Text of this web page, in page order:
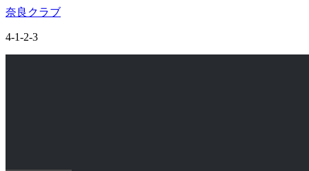
奈良クラブ
4-1-2-3